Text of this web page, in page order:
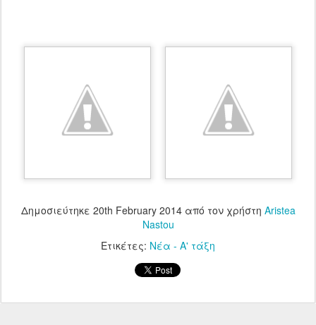
Δημοσιεύτηκε 20th February 2014από τον χρήστη Aristea
Nastou
Ετικέτες: Νέα - Α' τάξη